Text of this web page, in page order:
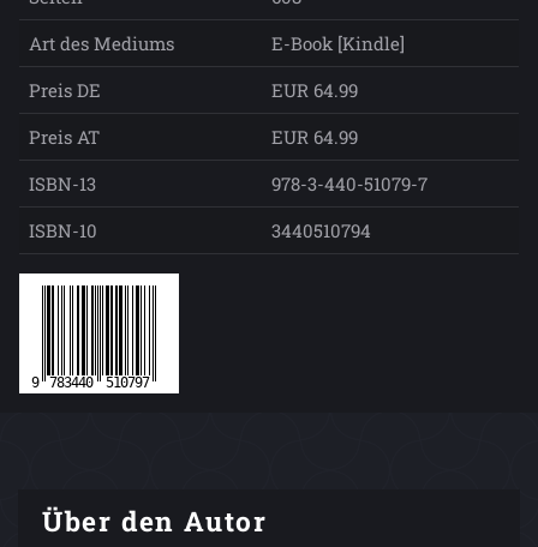
Art des Mediums
E-Book [Kindle]
Preis DE
EUR 64.99
Preis AT
EUR 64.99
ISBN-13
978-3-440-51079-7
ISBN-10
3440510794
Über den Autor